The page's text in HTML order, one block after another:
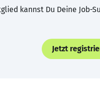
kannst Du Deine Job-
Jetzt